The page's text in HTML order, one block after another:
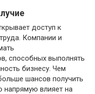
доступ к
Компании и
способных выполнять
бизнесу. Чем
шансов получить
напрямую влияет на